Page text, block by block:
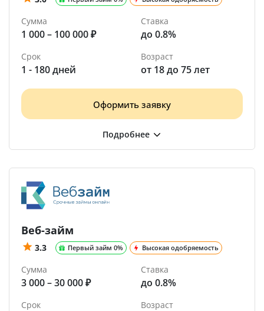
Сумма
1 000 – 100 000 ₽
Ставка
до 0.8%
Срок
1 - 180 дней
Возраст
от 18 до 75 лет
Оформить заявку
Веб-займ
3.3 Первый займ 0% Высокая одобряемость
Сумма
3 000 – 30 000 ₽
Ставка
до 0.8%
Срок Возраст